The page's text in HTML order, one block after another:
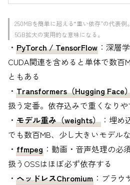
250MBを簡単に超える“重い依存”の代表例
5GB拡大の実用的な意味になる。
・ PyTorch / TensorFlow ：深層
CUDA関連を含めると単体で数百
ともある
・ Transformers（Hugging Face
扱う定番。依存込みで重くなりや
・ モデル重み（weights） ：埋
でも数百MB、少し大きいモデル
・ ffmpeg ：動画・音声処理の必
扱うOSSはほぼ必ず依存する
・ ヘッドレスChromium ：ブラ